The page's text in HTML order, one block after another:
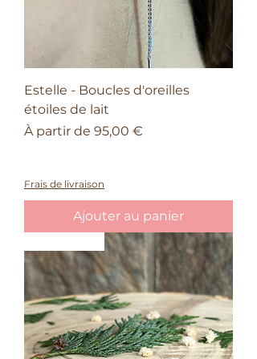
Estelle - Boucles d'oreilles
étoiles de lait
À partir de 95,00 €
Prix promotionnel
Frais de livraison
Ajouter au panier